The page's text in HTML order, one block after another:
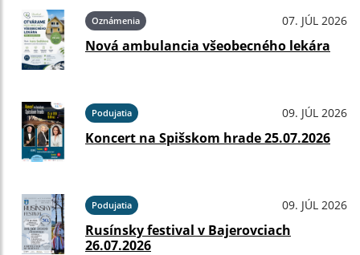
Oznámenia 07. JÚL 2026
Nová ambulancia všeobecného lekára
Podujatia 09. JÚL 2026
Koncert na Spišskom hrade 25.07.2026
Podujatia 09. JÚL 2026
Rusínsky festival v Bajerovciach
26.07.2026